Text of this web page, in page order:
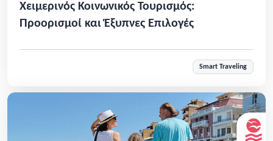
Χειμερινός Κοινωνικός Τουρισμός:
Προορισμοί και Έξυπνες Επιλογές
Smart Traveling